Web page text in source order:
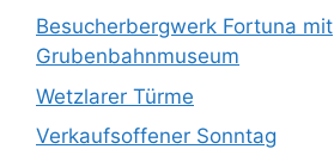
Besucherbergwerk Fortuna mit
Grubenbahnmuseum
Wetzlarer Türme
Verkaufsoffener Sonntag